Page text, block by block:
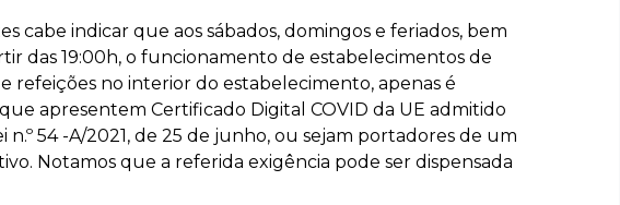
cabe indicar que aos sábados, domingos e feriados, bem
das 19:00h, o funcionamento de estabelecimentos de
refeições no interior do estabelecimento, apenas é
apresentem Certificado Digital COVID da UE admitido
n.º 54 -A/2021, de 25 de junho, ou sejam portadores de um
Notamos que a referida exigência pode ser dispensada